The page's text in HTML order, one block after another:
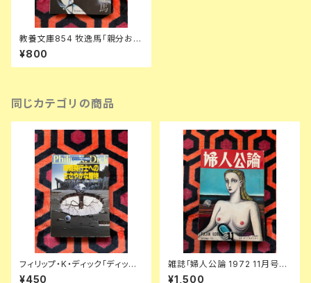
教養文庫854 牧逸馬「親分お眠
り 世界怪奇実話ーⅣ」 初版 解
説:中薗英助 カバー:合田佐和子
社会思想社
¥800
同じカテゴリの商品
フィリップ・K・ディック「ディック
傑作集② 時間飛行士へのささ
¥450
雑誌「婦人公論 1972 11月号」
表紙:金子國義 中央公論社 澁澤
¥1,500